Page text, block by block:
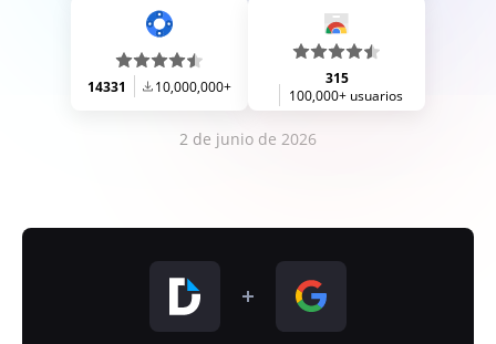
14331 10,000,000+
315
100,000+ usuarios
2 de junio de 2026